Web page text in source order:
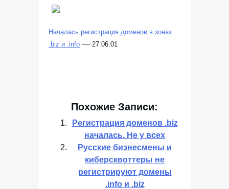
Началась регистрация доменов в зонах
.biz и .info — 27.06.01
Похожие Записи:
Регистрация доменов .biz
началась. Не у всех
Русские бизнесмены и
киберсквоттеры не
регистрируют домены
.info и .biz